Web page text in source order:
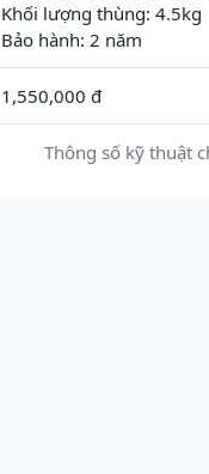
Thông số kỹ thuật
Khối lượng thùng: 4.5kg
Bảo hành: 2 năm
1,550,000 đ